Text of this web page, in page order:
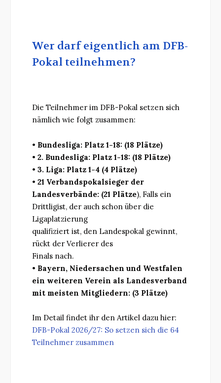
Wer darf eigentlich am DFB-
Pokal teilnehmen?
Die Teilnehmer im DFB-Pokal setzen sich
nämlich wie folgt zusammen:
• Bundesliga: Platz 1-18: (18 Plätze)
• 2. Bundesliga: Platz 1-18: (18 Plätze)
• 3. Liga: Platz 1-4 (4 Plätze)
• 21 Verbandspokalsieger der
Landesverbände: (21 Plätze), Falls ein
Drittligist, der auch schon über die
Ligaplatzierung
qualifiziert ist, den Landespokal gewinnt,
rückt der Verlierer des
Finals nach.
• Bayern, Niedersachen und Westfalen
ein weiteren Verein als Landesverband
mit meisten Mitgliedern: (3 Plätze)
Im Detail findet ihr den Artikel dazu hier:
DFB-Pokal 2026/27: So setzen sich die 64
Teilnehmer zusammen